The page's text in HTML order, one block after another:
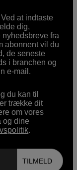
at indtaste
dig,
fra
abonnent vil du
de seneste
i branchen og
e-mail.
du kan til
trække dit
om vores
og dine
.
TILMELD